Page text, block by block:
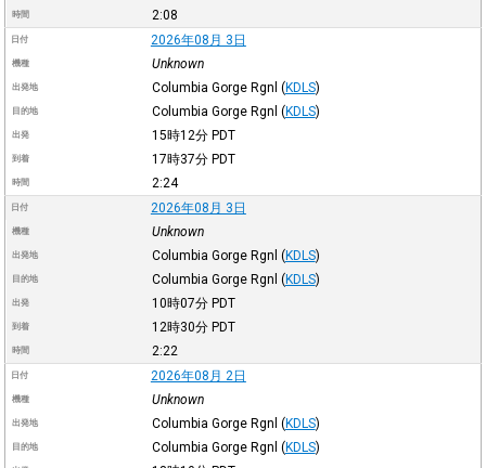
時間 2:08
日付 2026年08月 3日
機種 Unknown
出発地 Columbia Gorge Rgnl (KDLS)
目的地 Columbia Gorge Rgnl (KDLS)
出発 15時12分 PDT
到着 17時37分 PDT
時間 2:24
日付 2026年08月 3日
機種 Unknown
出発地 Columbia Gorge Rgnl (KDLS)
目的地 Columbia Gorge Rgnl (KDLS)
出発 10時07分 PDT
到着 12時30分 PDT
時間 2:22
日付 2026年08月 2日
機種 Unknown
出発地 Columbia Gorge Rgnl (KDLS)
目的地 Columbia Gorge Rgnl (KDLS)